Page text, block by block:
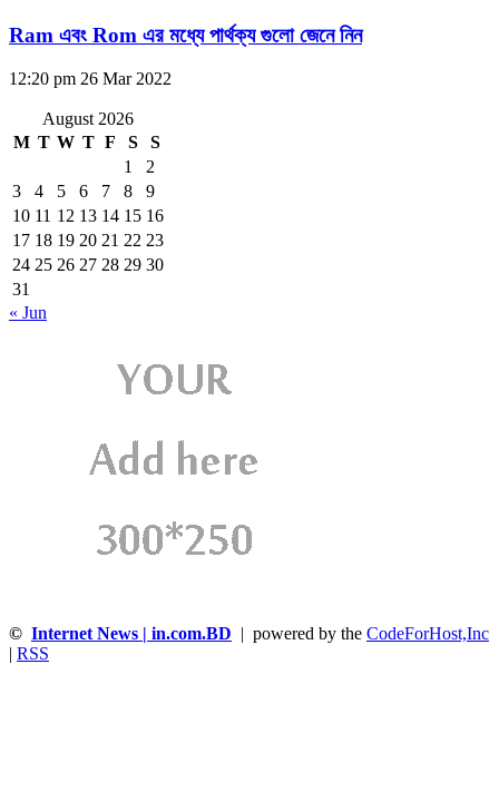
Ram এবং Rom এর মধ্যে পার্থক্য গুলো জেনে নিন
12:20 pm 26 Mar 2022
August 2026
M T W T F S
S
1
2
3
4 5 6 7 8
9
10 11 12 13 14 15 16
17 18 19 20 21 22 23
24 25 26 27 28 29 30
31
« Jun
© Internet News | in.com.BD | powered by the CodeForHost,Inc
| RSS